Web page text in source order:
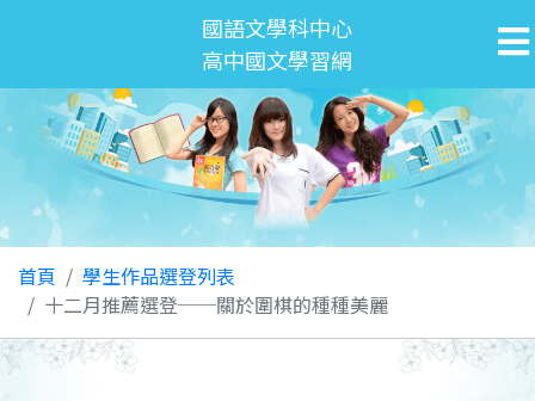
國語文學科中心
高中國文學習網
首頁
學生作品選登列表
十二月推薦選登──關於圍棋的種種美麗